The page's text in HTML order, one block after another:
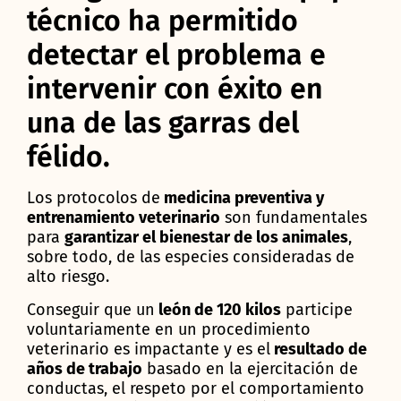
técnico ha permitido
detectar el problema e
intervenir con éxito en
una de las garras del
félido.
Los protocolos de medicina preventiva y
entrenamiento veterinario son fundamentales
para garantizar el bienestar de los animales,
sobre todo, de las especies consideradas de
alto riesgo.
Conseguir que un león de 120 kilos participe
voluntariamente en un procedimiento
veterinario es impactante y es el resultado de
años de trabajo basado en la ejercitación de
conductas, el respeto por el comportamiento